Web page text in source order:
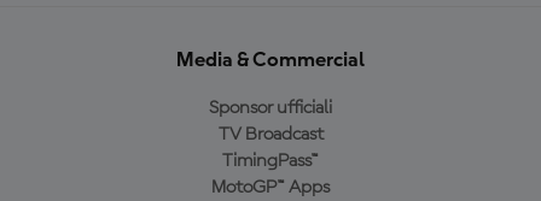
Media & Commercial
Sponsor ufficiali
TV Broadcast
TimingPass™
MotoGP™ Apps